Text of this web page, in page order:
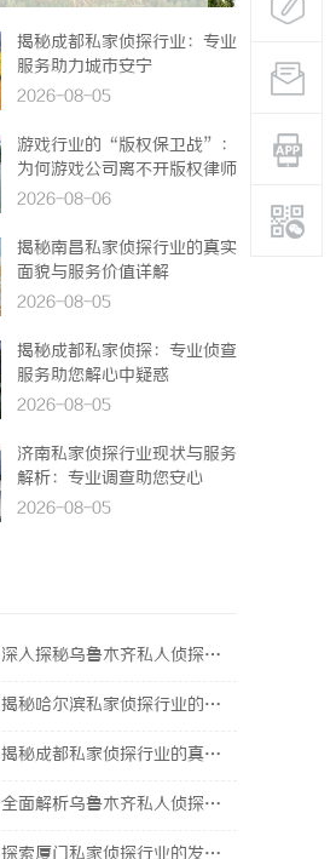
揭秘成都私家侦探行业：专业
服务助力城市安宁
2026-08-05
游戏行业的“版权保卫战”：
为何游戏公司离不开版权律师
2026-08-06
揭秘南昌私家侦探行业的真实
面貌与服务价值详解
2026-08-05
揭秘成都私家侦探：专业侦查
服务助您解心中疑惑
2026-08-05
济南私家侦探行业现状与服务
解析：专业调查助您安心
2026-08-05
深入探秘乌鲁木齐私人侦探行业的现状与未来发展趋势
揭秘哈尔滨私家侦探行业的现状与发展趋势
揭秘成都私家侦探行业的真实面貌与专业服务
全面解析乌鲁木齐私人侦探服务的优势与应用
探索厦门私家侦探行业的发展与应用全景